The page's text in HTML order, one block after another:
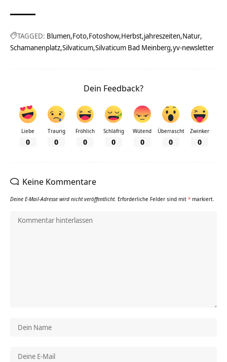
TAGGED: Blumen Foto Fotoshow Herbst jahreszeiten Natur
Schamanenplatz Silvaticum Silvaticum Bad Meinberg yv-newsletter
Dein Feedback?
Liebe
0
Traurig
0
Fröhlich
0
Schläfrig
0
Wütend
0
Überrascht
0
Zwinker
0
Keine Kommentare
Deine E-Mail-Adresse wird nicht veröffentlicht. Erforderliche Felder sind mit * markiert.